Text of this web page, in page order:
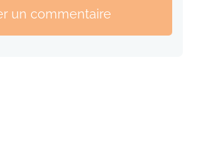
un commentaire